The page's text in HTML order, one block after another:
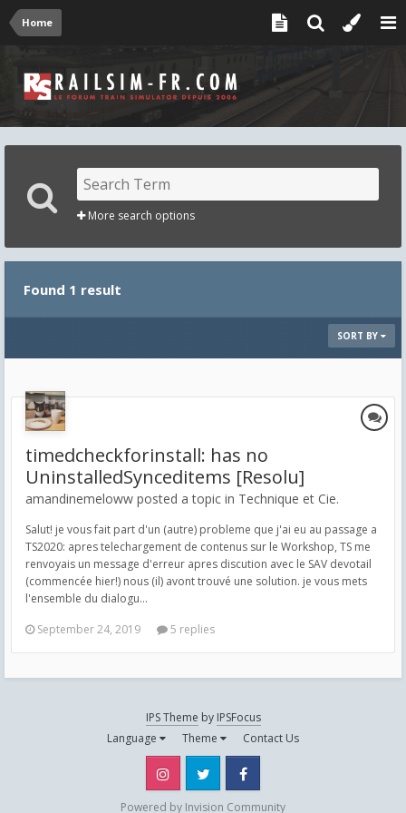
Home
More search options
Found 1 result
SORT BY
timedcheckforinstall: has no
UninstalledSynceditems [Resolu]
amandinemeloww posted a topic in Technique et Cie.
Salut! je vous fait part d'un (autre) probleme que j'ai eu au passage a
TS2020: apres telechargement de contenus sur le Workshop, TS me
renvoyais un message d'erreur apres discution avec le SAV devotail
(commencée hier!) nous (il) avont trouvé une solution. je vous mets
l'ensemble du dialogu...
September 24, 2019
5 replies
IPS Theme by IPSFocus
Language
Theme Contact Us
Instagram Twitter
Powered by Invision Community